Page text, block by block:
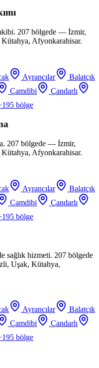
207 bölgede — İzmir,
Afyonkarahisar.
Ayrancılar
Balatçık
Çamdibi
Çandarlı
195 bölge
207 bölgede — İzmir,
Afyonkarahisar.
Ayrancılar
Balatçık
Çamdibi
Çandarlı
195 bölge
sağlık hizmeti. 207 bölgede
Uşak, Kütahya,
Ayrancılar
Balatçık
Çamdibi
Çandarlı
195 bölge